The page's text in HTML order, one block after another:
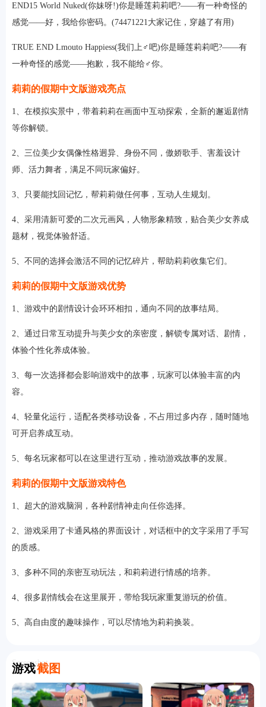
END15 World Nuked(你妹呀!)你是睡莲莉莉吧?——有一种奇怪的
感觉——好，我给你密码。(74471221大家记住，穿越了有用)
TRUE END Lmouto Happiess(我们上♂吧)你是睡莲莉莉吧?——有
一种奇怪的感觉——抱歉，我不能给♂你。
莉莉的假期中文版游戏亮点
1、在模拟实景中，带着莉莉在画面中互动探索，全新的邂逅剧情
等你解锁。
2、三位美少女偶像性格迥异、身份不同，傲娇歌手、害羞设计
师、活力舞者，满足不同玩家偏好。
3、只要能找回记忆，帮莉莉做任何事，互动人生规划。
4、采用清新可爱的二次元画风，人物形象精致，贴合美少女养成
题材，视觉体验舒适。
5、不同的选择会激活不同的记忆碎片，帮助莉莉收集它们。
莉莉的假期中文版游戏优势
1、游戏中的剧情设计会环环相扣，通向不同的故事结局。
2、通过日常互动提升与美少女的亲密度，解锁专属对话、剧情，
体验个性化养成体验。
3、每一次选择都会影响游戏中的故事，玩家可以体验丰富的内
容。
4、轻量化运行，适配各类移动设备，不占用过多内存，随时随地
可开启养成互动。
5、每名玩家都可以在这里进行互动，推动游戏故事的发展。
莉莉的假期中文版游戏特色
1、超大的游戏脑洞，各种剧情神走向任你选择。
2、游戏采用了卡通风格的界面设计，对话框中的文字采用了手写
的质感。
3、多种不同的亲密互动玩法，和莉莉进行情感的培养。
4、很多剧情线会在这里展开，带给我玩家重复游玩的价值。
5、高自由度的趣味操作，可以尽情地为莉莉换装。
游戏截图
Screenshot